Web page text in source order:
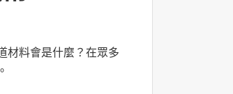
材料會是什麼？在眾多